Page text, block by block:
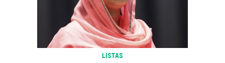
LISTAS